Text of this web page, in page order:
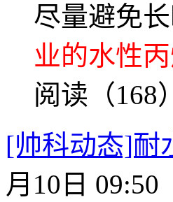
尽量避免
业的水性
阅读（168
[帅科动态]耐
月10日 09:50